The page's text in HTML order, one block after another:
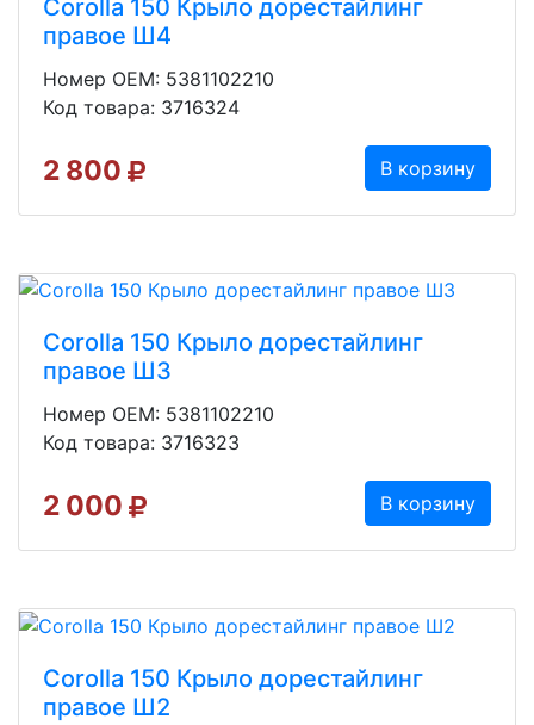
Corolla 150 Крыло дорестайлинг
правое Ш4
Номер OEM: 5381102210
Код товара: 3716324
2 800 В корзину
Corolla 150 Крыло дорестайлинг
правое Ш3
Номер OEM: 5381102210
Код товара: 3716323
2 000 В корзину
Corolla 150 Крыло дорестайлинг
правое Ш2